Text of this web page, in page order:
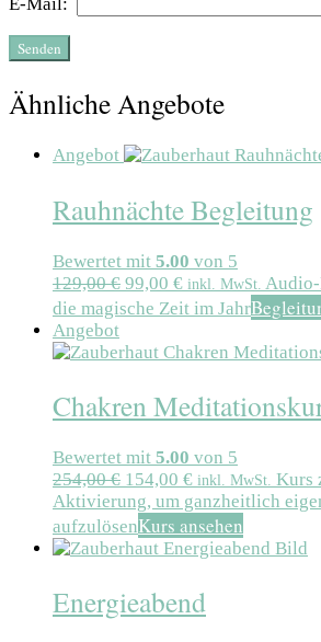
Ähnliche Angebote
Angebot
Rauhnächte Begleitung
Bewertet mit 5.00 von 5
129,00€ 99,00 € inkl. MwSt.
die magische Zeit im Jahr
Angebot
Chakren
Bewertet mit 5.00 von 5
254,00€ 154,00 € inkl. MwSt. Kurs
Aktivierung, um ganzheitlich
aufzulösenKurs ansehen
Energieabend